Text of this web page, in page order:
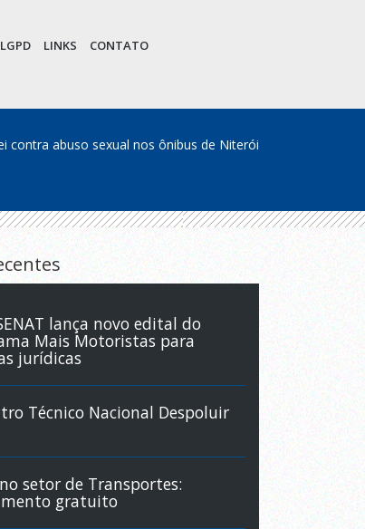
LGPD LINKS CONTATO
contra abuso sexual nos ônibus de Niterói
lança novo edital do
Mais Motoristas para
jurídicas
Técnico Nacional Despoluir
no setor de Transportes:
gratuito